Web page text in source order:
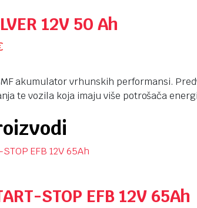
12V 50 Ah
akumulator vrhunskih performansi.
te vozila koja imaju više potrošača
STOP EFB 12V 65Ah